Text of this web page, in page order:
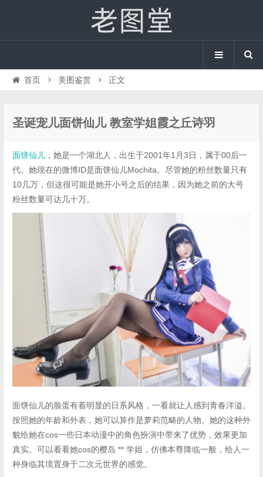
首页 美图鉴赏 正文
圣诞宠儿面饼仙儿 教室学姐霞之丘诗羽
面饼仙儿 ，她是一个湖北人，出生于2001年1月3日，属于00后一
代。她现在的微博ID是面饼仙儿Mochita。尽管她的粉丝数量只有
10几万，但这很可能是她开小号之后的结果，因为她之前的大号
粉丝数量可达几十万。
面饼仙儿的脸蛋有着明显的日系风格，一看就让人感到青春洋溢。
按照她的年龄和外表，她可以算作是萝莉范畴的人物。她的这种外
貌给她在cos一些日本动漫中的角色扮演中带来了优势，效果更加
真实。可以看看她cos的樱岛 ** 学姐，仿佛本尊降临一般，给人一
种身临其境置身于二次元世界的感觉。